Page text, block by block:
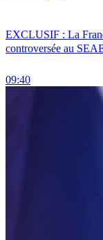
EXCLUSIF : La
controversée au
09:40